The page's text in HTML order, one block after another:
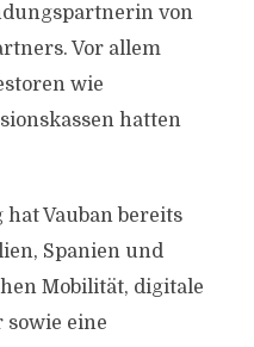
von
Vor allem
wie
hatten
Vauban bereits
Spanien und
Mobilität, digitale
eine